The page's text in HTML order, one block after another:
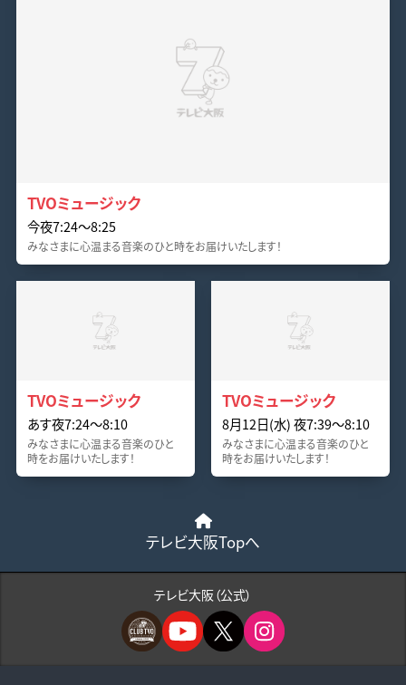
TVOミュージック
今夜7:24〜8:25
みなさまに心温まる音楽のひと時をお届けいたします！
TVOミュージック
あす夜7:24〜8:10
みなさまに心温まる音楽のひと
時をお届けいたします！
TVOミュージック
8月12日(水) 夜7:39〜8:10
みなさまに心温まる音楽のひと
時をお届けいたします！
テレビ大阪Topへ
テレビ大阪（公式）